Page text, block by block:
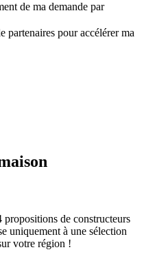
de ma demande par
partenaires pour accélérer ma
de constructeurs
uniquement à une sélection
votre région !